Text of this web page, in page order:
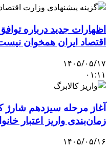
اظهارات جدید درباره
اقتصاد ایران همخوان
۱۴۰۵/۰۵/۱۷
۰۱:۱۱
آغاز مرحله سیزدهم شارژ
زمان‌بندی واریز اعتبار
۱۴۰۵/۰۵/۱۶